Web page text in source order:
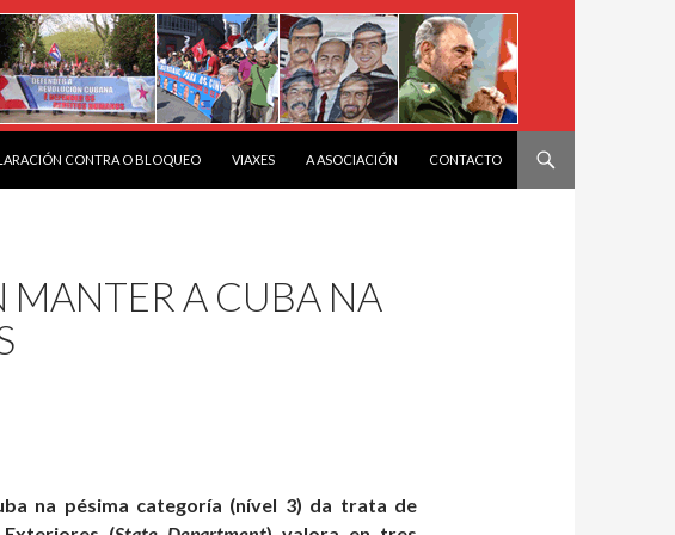
CONTRA O BLOQUEO VIAXES A ASOCIACIÓN CONTACTO
MANTER A CUBA NA
na pésima categoría (nível 3) da trata de